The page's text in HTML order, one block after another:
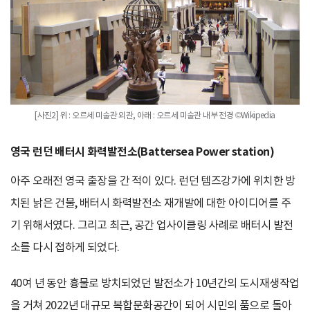
[사진2] 위 : 오르세 미술관 외관, 아래 : 오르세 미술관 내부 전경 ©Wikipedia
영국 런던 배터시 화력발전소(Battersea Power station)
아주 오래전 영국 출장을 간 적이 있다. 런던 템즈강가에 위치한 방
치된 낡은 건물, 배터시 화력발전소 재개발에 대한 아이디어를 주
기 위해서였다. 그리고 최근, 공간 업사이클링 사례로 배터시 발전
소를 다시 접하게 되었다.
40여 년 동안 흉물로 방치되었던 발전소가 10년간의 도시재생작업
을 거쳐 2022년 대규모 복합문화공간이 되어 시민의 품으로 돌아